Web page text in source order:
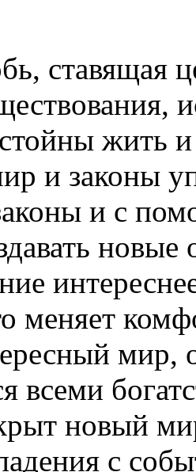
ставящая
жить и
и законы
и с
меняет
мир,
всеми
новый
с